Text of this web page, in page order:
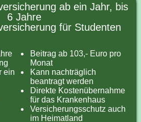
ab ein Jahr, bis
6 Jahre
für Studenten
ein
Beitrag ab 103,- Euro pro
Monat
Kann nachträglich
beantragt werden
Direkte Kostenübernahme
für das Krankenhaus
Versicherungsschutz auch
im Heimatland